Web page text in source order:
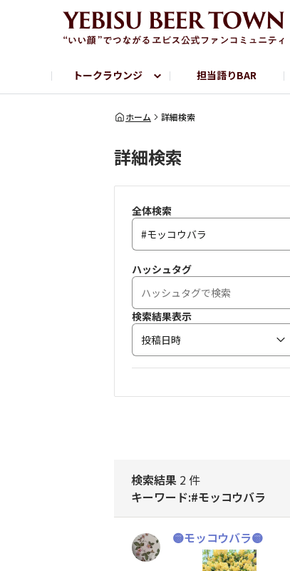
トークラウンジ
フリートーク
担当語りBAR
ヱビス提供店情報
ヱビスブランドサイト
サッポロビール公式Instagram
ホーム 詳細検索
詳細検索
全体検索
ハッシュタグ
検索結果表示
投稿日時
検索結果 2 件
キーワード:#モッコウバラ
🟡モッコウバラ🟡